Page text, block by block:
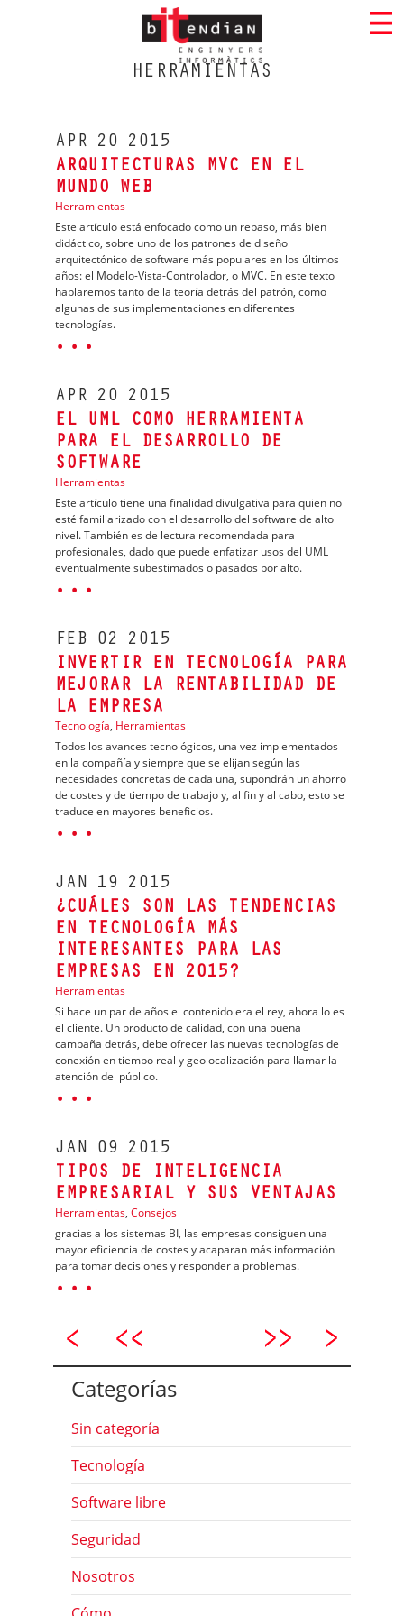
HERRAMIENTAS
APR 20
2015
ARQUITECTURAS MVC EN EL
MUNDO WEB
Herramientas
Este artículo está enfocado como un repaso, más bien
didáctico, sobre uno de los patrones de diseño
arquitectónico de software más populares en los últimos
años: el Modelo-Vista-Controlador, o MVC. En este texto
hablaremos tanto de la teoría detrás del patrón, como
algunas de sus implementaciones en diferentes
tecnologías.
· · ·
APR 20
2015
EL UML COMO HERRAMIENTA
PARA EL DESARROLLO DE
SOFTWARE
Herramientas
Este artículo tiene una finalidad divulgativa para quien no
esté familiarizado con el desarrollo del software de alto
nivel. También es de lectura recomendada para
profesionales, dado que puede enfatizar usos del UML
eventualmente subestimados o pasados por alto.
· · ·
FEB 02
2015
INVERTIR EN TECNOLOGÍA PARA
MEJORAR LA RENTABILIDAD DE
LA EMPRESA
Tecnología, Herramientas
Todos los avances tecnológicos, una vez implementados
en la compañía y siempre que se elijan según las
necesidades concretas de cada una, supondrán un ahorro
de costes y de tiempo de trabajo y, al fin y al cabo, esto se
traduce en mayores beneficios.
· · ·
JAN 19
2015
¿CUÁLES SON LAS TENDENCIAS
EN TECNOLOGÍA MÁS
INTERESANTES PARA LAS
EMPRESAS EN 2015?
Herramientas
Si hace un par de años el contenido era el rey, ahora lo es
el cliente. Un producto de calidad, con una buena
campaña detrás, debe ofrecer las nuevas tecnologías de
conexión en tiempo real y geolocalización para llamar la
atención del público.
· · ·
JAN 09
2015
TIPOS DE INTELIGENCIA
EMPRESARIAL Y SUS VENTAJAS
Herramientas, Consejos
gracias a los sistemas BI, las empresas consiguen una
mayor eficiencia de costes y acaparan más información
para tomar decisiones y responder a problemas.
· · ·
Categorías
Sin categoría
Tecnología
Software libre
Seguridad
Nosotros